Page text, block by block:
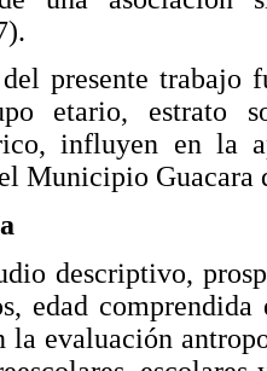
presente trabajo
etario, estrato
influyen en la
Municipio Guacara
descriptivo,
edad comprendida
la evaluación